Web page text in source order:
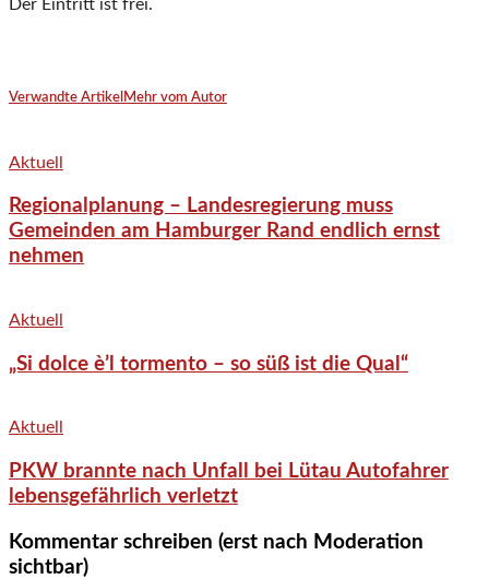
Der Eintritt ist frei.
Verwandte Artikel Mehr vom Autor
Aktuell
Regionalplanung – Landesregierung muss
Gemeinden am Hamburger Rand endlich ernst
nehmen
Aktuell
„Si dolce è’l tormento – so süß ist die Qual“
Aktuell
PKW brannte nach Unfall bei Lütau Autofahrer
lebensgefährlich verletzt
Kommentar schreiben (erst nach Moderation
sichtbar)